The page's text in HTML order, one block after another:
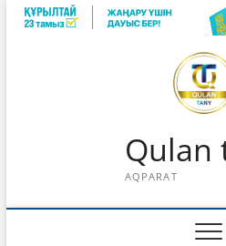
Skip
Qulan
AQPARAT